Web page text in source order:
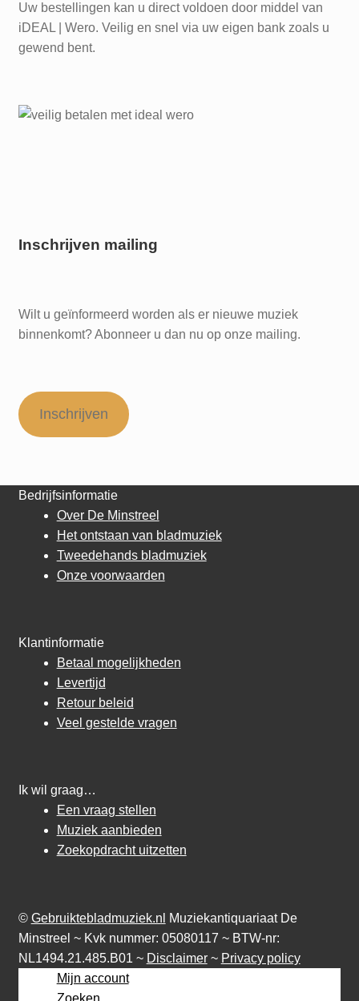
Uw bestellingen kan u direct voldoen door middel van
iDEAL | Wero. Veilig en snel via uw eigen bank zoals u
gewend bent.
Inschrijven mailing
Wilt u geïnformeerd worden als er nieuwe muziek
binnenkomt? Abonneer u dan nu op onze mailing.
Inschrijven
Bedrijfsinformatie
Over De Minstreel
Het ontstaan van bladmuziek
Tweedehands bladmuziek
Onze voorwaarden
Klantinformatie
Betaal mogelijkheden
Levertijd
Retour beleid
Veel gestelde vragen
Ik wil graag…
Een vraag stellen
Muziek aanbieden
Zoekopdracht uitzetten
© Gebruiktebladmuziek.nl
Muziekantiquariaat De
Minstreel ~ Kvk nummer: 05080117 ~ BTW-nr:
NL1494.21.485.B01 ~ Disclaimer~ Privacy policy
Mijn account
Zoeken